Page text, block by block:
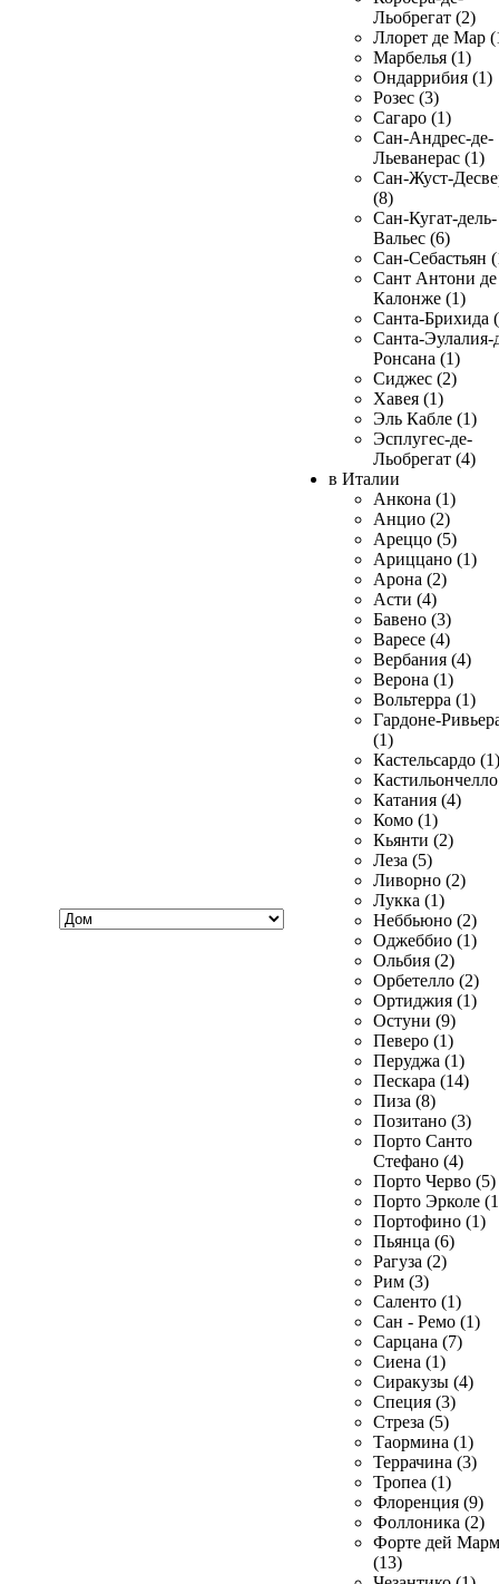
Льобрегат (2)
Ллорет де Мар
Марбелья (1)
Ондаррибия (1)
Розес (3)
Сагаро (1)
Сан-Андрес-де-
Льеванерас (1)
Сан-Жуст-
(8)
Сан-Кугат-дель-
Вальес (6)
Сан-Себастьян
Сант Антони де
Калонже (1)
Санта-Брихида
Санта-Эулалия-
Ронсана (1)
Сиджес (2)
Хавея (1)
Эль Кабле (1)
Эсплугес-де-
Льобрегат (4)
в Италии
Анкона (1)
Анцио (2)
Ареццо (5)
Ариццано (1)
Арона (2)
Асти (4)
Бавено (3)
Варесе (4)
Вербания (4)
Верона (1)
Вольтерра (1)
Гардоне-
(1)
Кастельсардо (1)
Катания (4)
Комо (1)
Кьянти (2)
Леза (5)
Ливорно (2)
Лукка (1)
Неббьюно (2)
Оджеббио (1)
Ольбия (2)
Орбетелло (2)
Ортиджия (1)
Остуни (9)
Певеро (1)
Перуджа (1)
Пескара (14)
Пиза (8)
Позитано (3)
Порто Санто
Стефано (4)
Порто Черво (5)
Порто Эрколе
Портофино (1)
Пьянца (6)
Рагуза (2)
Рим (3)
Саленто (1)
Сан - Ремо (1)
Сарцана (7)
Сиена (1)
Сиракузы (4)
Специя (3)
Стреза (5)
Таормина (1)
Террачина (3)
Тропеа (1)
Флоренция (9)
Фоллоника (2)
Форте дей
(13)